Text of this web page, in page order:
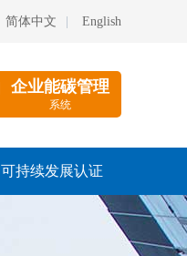
简体中文 English
企业能碳管理
系统
可持续发展认证